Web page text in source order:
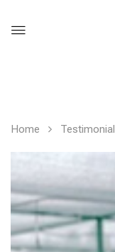
Home Testimonial